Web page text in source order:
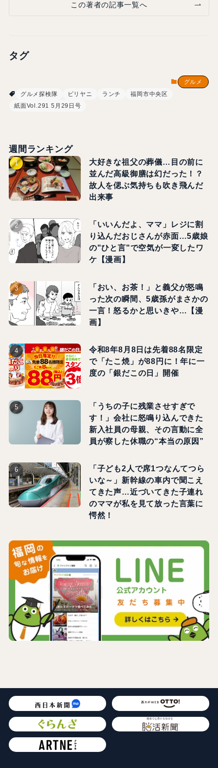
この著者の記事一覧へ
タグ
グルメ
グルメ探検隊
ビリヤニ ランチ
福岡市中央区
紙面Vol.291 5月29日号
週間ランキング
大好きな祖父の葬儀…目の前に
並んだ高級御膳は幻だった！？
故人を偲ぶ気持ちも吹き飛んだ
出来事
「いいんだよ、ママ」レジに割
り込んだおじさんが赤面…5歳娘
の"ひと言"で空気が一変したワ
ケ【漫画】
「おい、お茶！」と義父が怒鳴
った次の瞬間、5歳孫がまさかの
一言！怒るかと思いきや…【漫
画】
令和8年8月8日は先着88名限定
で「たこ焼」が88円に！年に一
度の「銀だこの日」開催
「うちの子に残業させすぎで
す！」会社に怒鳴り込んできた
新入社員の母親、その言動に全
員が察した休職の“本当の原因”
「子ども2人で席1つなんてつら
いな～」新幹線の車内で聞こえ
てきた声…近づいてきた子連れ
のママが私を見て放った言葉に
愕然！